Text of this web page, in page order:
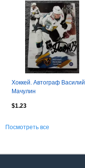
Хоккей. Автограф Василий
Мачулин
$1.23
Посмотреть все